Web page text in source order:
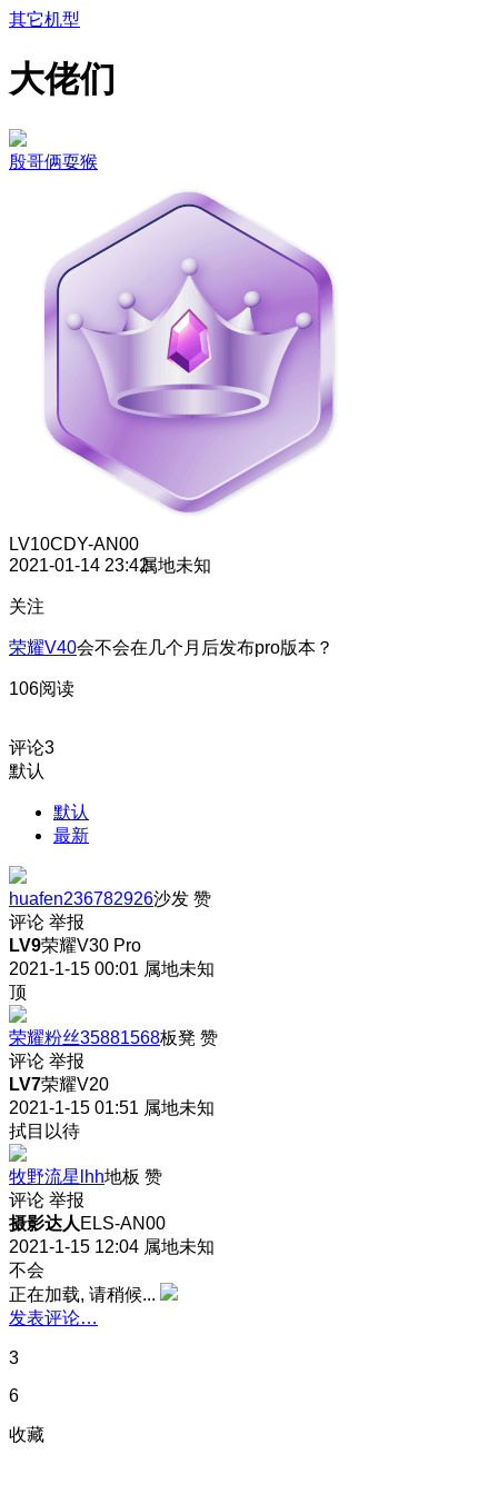
其它机型
大佬们
殷哥俩耍猴
LV10CDY-AN00
2021-01-14 23:42属地未知
关注
荣耀V40会不会在几个月后发布pro版本？
106阅读
评论3
默认
默认
最新
huafen236782926沙发 赞
评论 举报
LV9荣耀V30 Pro
2021-1-15 00:01 属地未知
顶
荣耀粉丝35881568板凳 赞
评论 举报
LV7荣耀V20
2021-1-15 01:51 属地未知
拭目以待
牧野流星lhh地板 赞
评论 举报
摄影达人 ELS-AN00
2021-1-15 12:04 属地未知
不会
正在加载, 请稍候...
发表评论…
3
6
收藏